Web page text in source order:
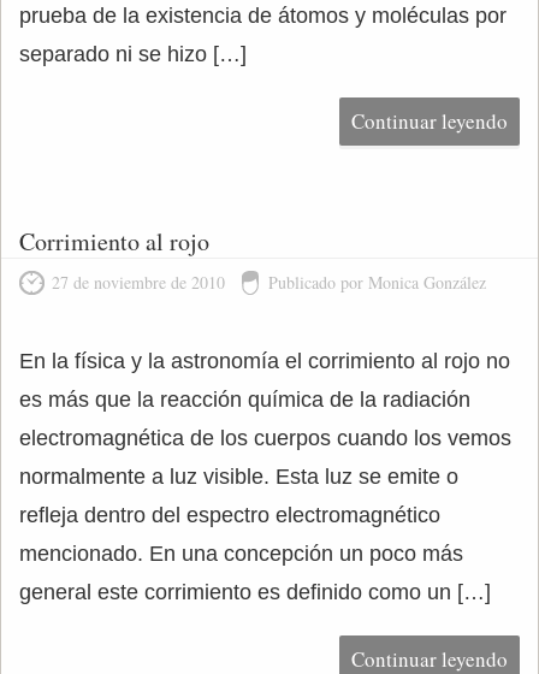
prueba de la existencia de átomos y moléculas por
separado ni se hizo […]
Continuar leyendo
Corrimiento al rojo
27 de noviembre de 2010 Publicado por Monica González
En la física y la astronomía el corrimiento al rojo no
es más que la reacción química de la radiación
electromagnética de los cuerpos cuando los vemos
normalmente a luz visible. Esta luz se emite o
refleja dentro del espectro electromagnético
mencionado. En una concepción un poco más
general este corrimiento es definido como un […]
Continuar leyendo